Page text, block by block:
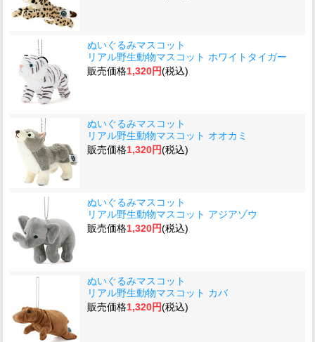
ぬいぐるみマスコット
リアル野生動物マスコット ホワイトタイガー
販売価格1,320円(税込)
ぬいぐるみマスコット
リアル野生動物マスコット オオカミ
販売価格1,320円(税込)
ぬいぐるみマスコット
リアル野生動物マスコット アジアゾウ
販売価格1,320円(税込)
ぬいぐるみマスコット
リアル野生動物マスコット カバ
販売価格1,320円(税込)